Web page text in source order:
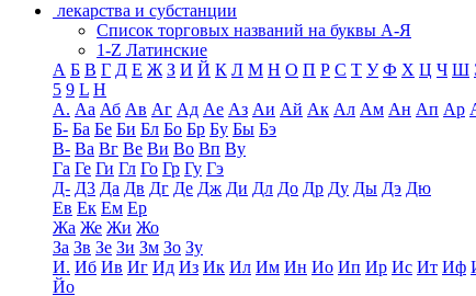
лекарства и субстанции
Список торговых названий на буквы А-Я
1-Z Латинские
А Б В Г Д Е Ж З И Й К Л М Н О П Р С Т У Ф Х Ц Ч Ш
5 9 L H
А. Аа Аб Ав Аг Ад Ае Аз Аи Ай Ак Ал Ам Ан Ап Ар
Б- Ба Бе Би Бл Бо Бр Бу Бы Бэ
В- Ва Вг Ве Ви Во Вп Ву
Га Ге Ги Гл Го Гр Гу Гэ
Д- Д3 Да Дв Дг Де Дж Ди Дл До Др Ду Ды Дэ Дю
Ев Ек Ем Ер
Жа Же Жи Жо
За Зв Зе Зи Зм Зо Зу
И. Иб Ив Иг Ид Из Ик Ил Им Ин Ио Ип Ир Ис Ит Иф
Йо